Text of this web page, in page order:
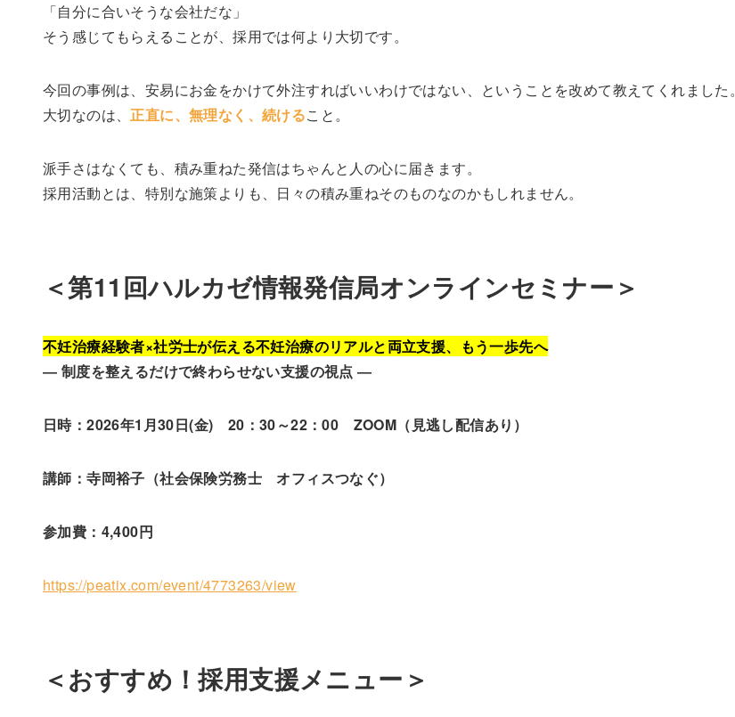
「自分に合いそうな会社だな」
そう感じてもらえることが、採用では何より大切です。
今回の事例は、安易にお金をかけて外注すればいいわけではない、ということを改めて教えてくれました。
大切なのは、正直に、無理なく、続けること。
派手さはなくても、積み重ねた発信はちゃんと人の心に届きます。
採用活動とは、特別な施策よりも、日々の積み重ねそのものなのかもしれません。
＜第11回ハルカゼ情報発信局オンラインセミナー＞
不妊治療経験者×社労士が伝える不妊治療のリアルと両立支援、もう一歩先へ
― 制度を整えるだけで終わらせない支援の視点 ―
日時：2026年1月30日(金) 20：30～22：00 ZOOM（見逃し配信あり）
講師：寺岡裕子（社会保険労務士 オフィスつなぐ）
参加費：4,400円
https://peatix.com/event/4773263/view
＜おすすめ！採用支援メニュー＞